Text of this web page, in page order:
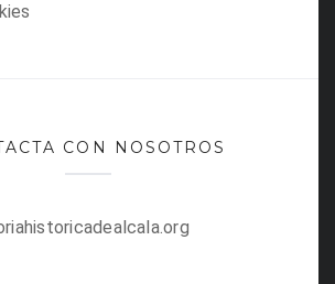
CON NOSOTROS